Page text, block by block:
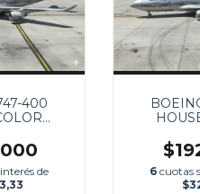
400
de
6 cuotas